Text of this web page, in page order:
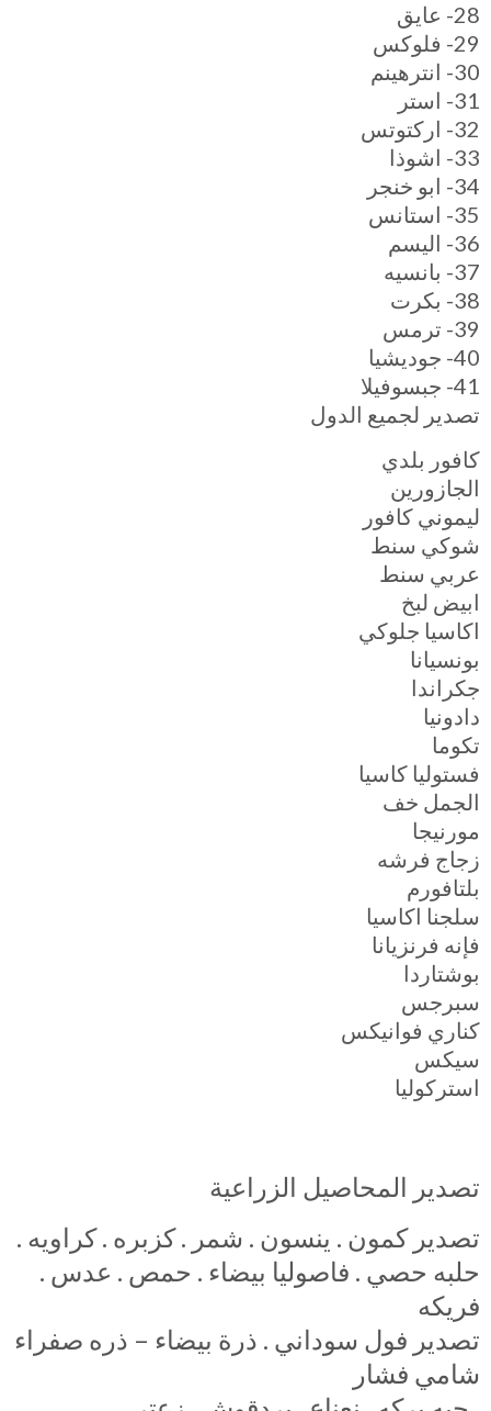
28- عايق
29- فلوكس
30- انترهينم
31- استر
32- اركتوتس
33- اشوذا
34- ابو خنجر
35- استانس
36- اليسم
37- بانسيه
38- بكرت
39- ترمس
40- جوديشيا
41- جبسوفيلا
تصدير لجميع الدول
كافور بلدي
الجازورين
ليموني كافور
شوكي سنط
عربي سنط
ابيض لبخ
اكاسيا جلوكي
بونسيانا
جكراندا
دادونيا
تكوما
فستوليا كاسيا
الجمل خف
مورنيجا
زجاج فرشه
بلتافورم
سلجنا اكاسيا
فإنه فرنزيانا
بوشتاردا
سبرجس
كناري فوانيكس
سيكس
استركوليا
تصدير المحاصيل الزراعية
تصدير كمون . ينسون . شمر . كزبره . كراويه .
حلبه حصي . فاصوليا بيضاء . حمص . عدس .
فريكه
تصدير فول سوداني . ذرة بيضاء – ذره صفراء
شامي فشار